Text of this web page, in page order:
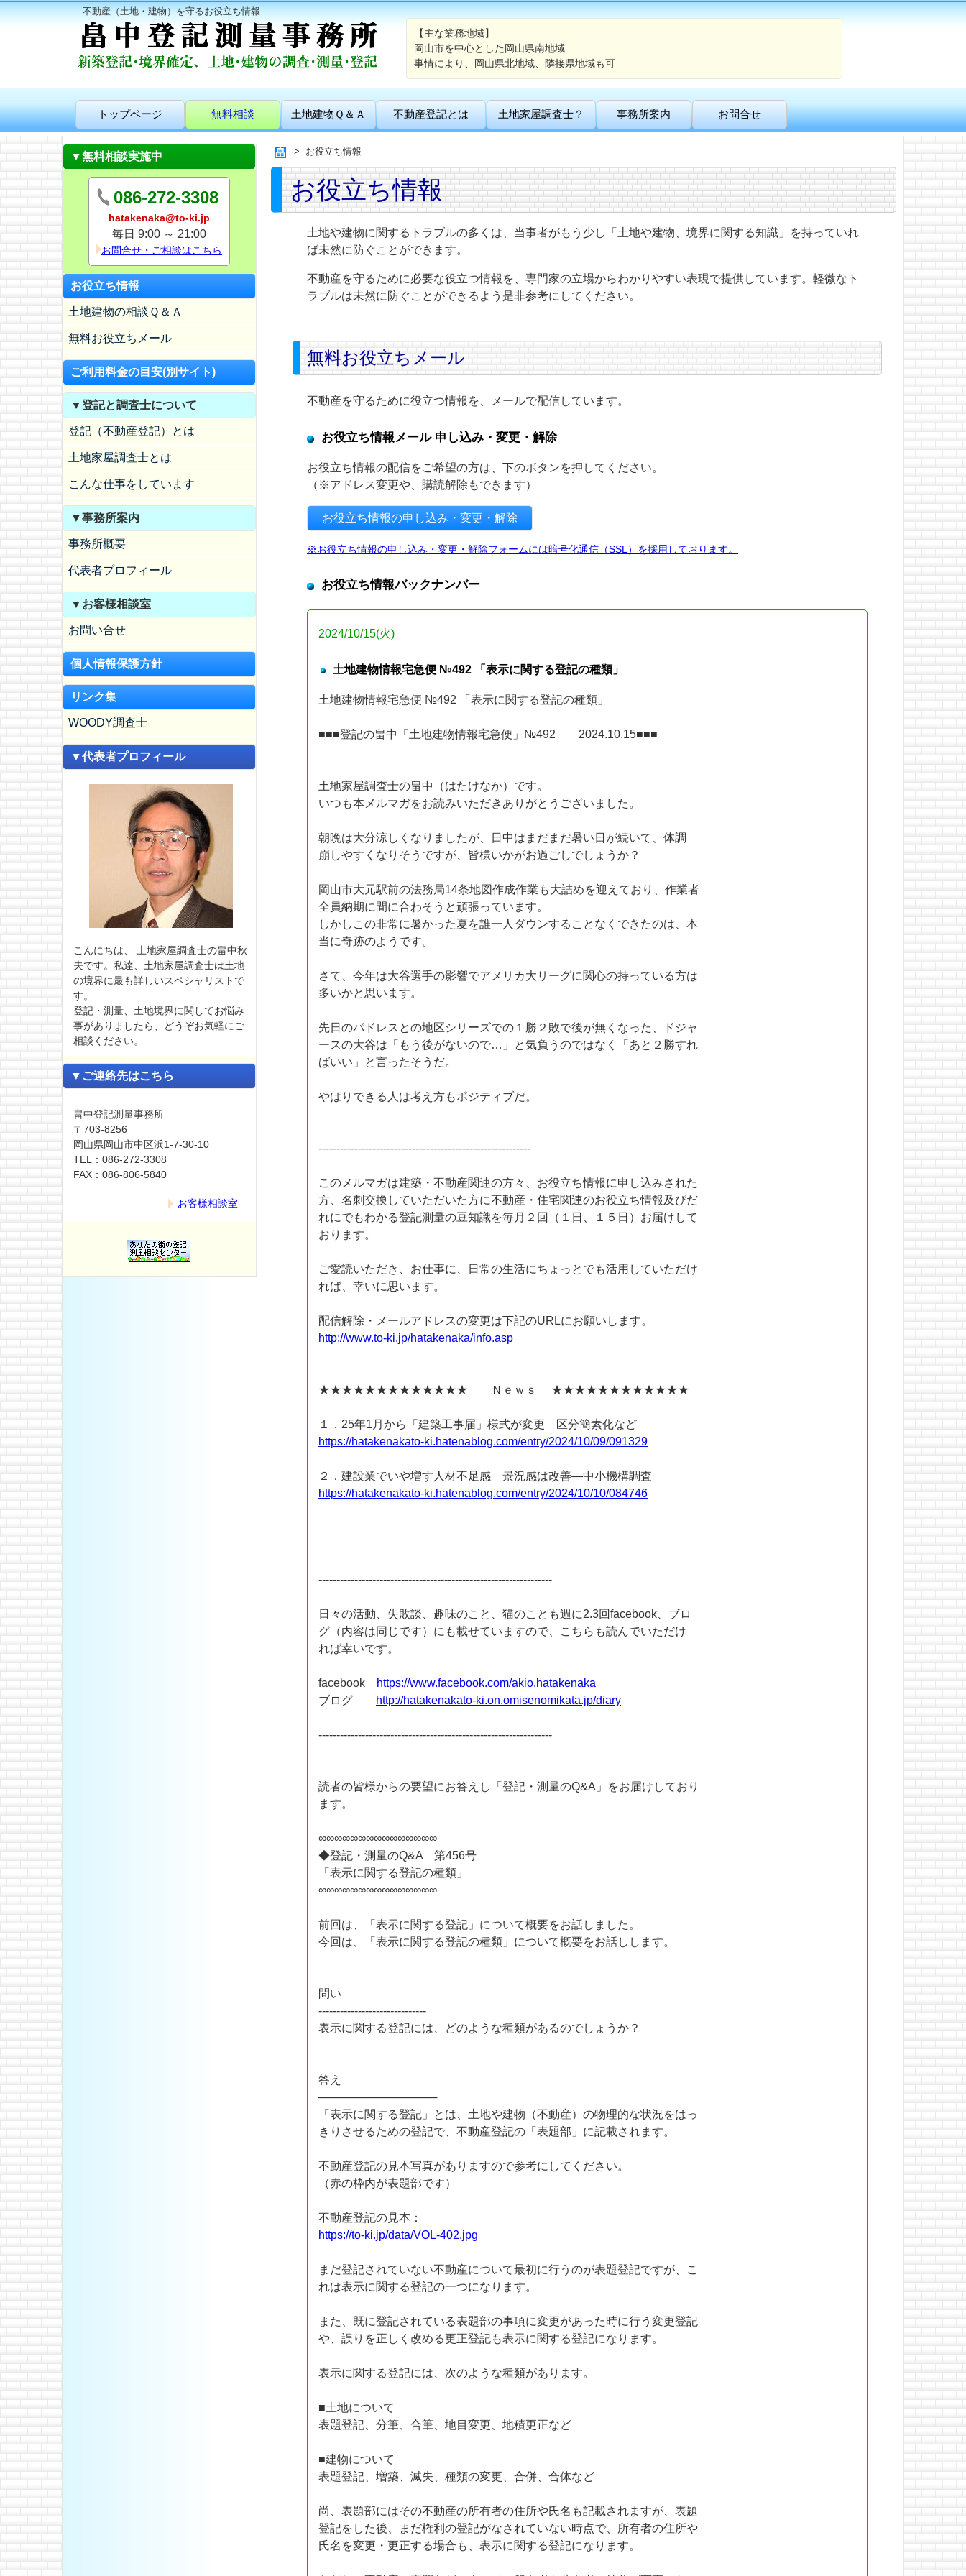
不動産（土地・建物）を守るお役立ち情報
【主な業務地域】
岡山市を中心とした岡山県南地域
事情により、岡山県北地域、隣接県地域も可
トップページ 無料相談 土地建物Ｑ＆Ａ 不動産登記とは 土地家屋調査士？ 事務所案内 お問合せ
▼無料相談実施中
086-272-3308
hatakenaka@to-ki.jp
毎日 9:00 ～ 21:00
お問合せ・ご相談はこちら
お役立ち情報
土地建物の相談Ｑ＆Ａ
無料お役立ちメール
ご利用料金の目安(別サイト)
▼登記と調査士について
登記（不動産登記）とは
土地家屋調査士とは
こんな仕事をしています
▼事務所案内
事務所概要
代表者プロフィール
▼お客様相談室
お問い合せ
個人情報保護方針
リンク集
WOODY調査士
▼代表者プロフィール
こんにちは、 土地家屋調査士の畠中秋
夫です。私達、土地家屋調査士は土地
の境界に最も詳しいスペシャリストで
す。
登記・測量、土地境界に関してお悩み
事がありましたら、どうぞお気軽にご
相談ください。
▼ご連絡先はこちら
畠中登記測量事務所
〒703-8256
岡山県岡山市中区浜1-7-30-10
TEL：086-272-3308
FAX：086-806-5840
お客様相談室
お役立ち情報
お役立ち情報
土地や建物に関するトラブルの多くは、当事者がもう少し「土地や建物、境界に関する知識」を持っていれ
ば未然に防ぐことができます。
不動産を守るために必要な役立つ情報を、専門家の立場からわかりやすい表現で提供しています。軽微なト
ラブルは未然に防ぐことができるよう是非参考にしてください。
無料お役立ちメール
不動産を守るために役立つ情報を、メールで配信しています。
お役立ち情報メール 申し込み・変更・解除
お役立ち情報の配信をご希望の方は、下のボタンを押してください。
（※アドレス変更や、購読解除もできます）
お役立ち情報の申し込み・変更・解除
※お役立ち情報の申し込み・変更・解除フォームには暗号化通信（SSL）を採用しております。
お役立ち情報バックナンバー
2024/10/15(火)
土地建物情報宅急便 №492 「表示に関する登記の種類」
土地建物情報宅急便 №492 「表示に関する登記の種類」
■■■登記の畠中「土地建物情報宅急便」№492 2024.10.15■■■
土地家屋調査士の畠中（はたけなか）です。
いつも本メルマガをお読みいただきありがとうございました。
朝晩は大分涼しくなりましたが、日中はまだまだ暑い日が続いて、体調
崩しやすくなりそうですが、皆様いかがお過ごしでしょうか？
岡山市大元駅前の法務局14条地図作成作業も大詰めを迎えており、作業者
全員納期に間に合わそうと頑張っています。
しかしこの非常に暑かった夏を誰一人ダウンすることなくできたのは、本
当に奇跡のようです。
さて、今年は大谷選手の影響でアメリカ大リーグに関心の持っている方は
多いかと思います。
先日のパドレスとの地区シリーズでの１勝２敗で後が無くなった、ドジャ
ースの大谷は「もう後がないので…」と気負うのではなく「あと２勝すれ
ばいい」と言ったそうだ。
やはりできる人は考え方もポジティブだ。
-----------------------------------------------------------
このメルマガは建築・不動産関連の方々、お役立ち情報に申し込みされた
方、名刺交換していただいた方に不動産・住宅関連のお役立ち情報及びだ
れにでもわかる登記測量の豆知識を毎月２回（１日、１５日）お届けして
おります。
ご愛読いただき、お仕事に、日常の生活にちょっとでも活用していただけ
れば、幸いに思います。
配信解除・メールアドレスの変更は下記のURLにお願いします。
http://www.to-ki.jp/hatakenaka/info.asp
★★★★★★★★★★★★★ Ｎｅｗｓ ★★★★★★★★★★★★
１．25年1月から「建築工事届」様式が変更 区分簡素化など
https://hatakenakato-ki.hatenablog.com/entry/2024/10/09/091329
２．建設業でいや増す人材不足感 景況感は改善―中小機構調査
https://hatakenakato-ki.hatenablog.com/entry/2024/10/10/084746
-----------------------------------------------------------------
日々の活動、失敗談、趣味のこと、猫のことも週に2.3回facebook、ブロ
グ（内容は同じです）にも載せていますので、こちらも読んでいただけ
れば幸いです。
facebook
https://www.facebook.com/akio.hatakenaka
ブログ
http://hatakenakato-ki.on.omisenomikata.jp/diary
-----------------------------------------------------------------
読者の皆様からの要望にお答えし「登記・測量のQ&A」をお届けしており
ます。
∞∞∞∞∞∞∞∞∞∞∞∞∞∞∞
◆登記・測量のQ&A 第456号
「表示に関する登記の種類」
∞∞∞∞∞∞∞∞∞∞∞∞∞∞∞
前回は、「表示に関する登記」について概要をお話しました。
今回は、「表示に関する登記の種類」について概要をお話しします。
問い
------------------------------
表示に関する登記には、どのような種類があるのでしょうか？
答え
───────────────
「表示に関する登記」とは、土地や建物（不動産）の物理的な状況をはっ
きりさせるための登記で、不動産登記の「表題部」に記載されます。
不動産登記の見本写真がありますので参考にしてください。
（赤の枠内が表題部です）
不動産登記の見本：
https://to-ki.jp/data/VOL-402.jpg
まだ登記されていない不動産について最初に行うのが表題登記ですが、こ
れは表示に関する登記の一つになります。
また、既に登記されている表題部の事項に変更があった時に行う変更登記
や、誤りを正しく改める更正登記も表示に関する登記になります。
表示に関する登記には、次のような種類があります。
■土地について
表題登記、分筆、合筆、地目変更、地積更正など
■建物について
表題登記、増築、滅失、種類の変更、合併、合体など
尚、表題部にはその不動産の所有者の住所や氏名も記載されますが、表題
登記をした後、まだ権利の登記がなされていない時点で、所有者の住所や
氏名を変更・更正する場合も、表示に関する登記になります。